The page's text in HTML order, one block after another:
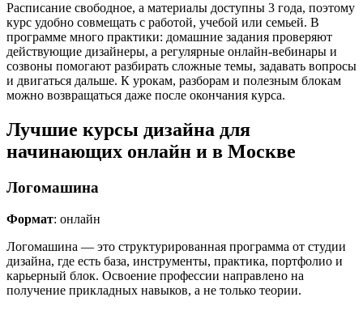
Расписание свободное, а материалы доступны 3 года, поэтому
курс удобно совмещать с работой, учебой или семьей. В
программе много практики: домашние задания проверяют
действующие дизайнеры, а регулярные онлайн-вебинары и
созвоны помогают разбирать сложные темы, задавать вопросы
и двигаться дальше. К урокам, разборам и полезным блокам
можно возвращаться даже после окончания курса.
Лучшие курсы дизайна для
начинающих онлайн и в Москве
Логомашина
Формат: онлайн
Логомашина — это структурированная программа от студии
дизайна, где есть база, инструменты, практика, портфолио и
карьерный блок. Освоение профессии направлено на
получение прикладных навыков, а не только теории.